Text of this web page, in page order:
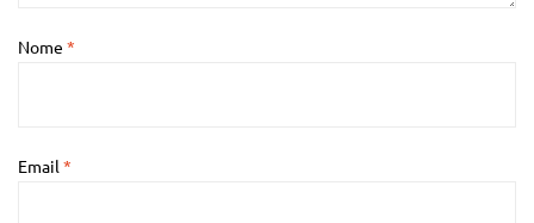
Nome *
Email *